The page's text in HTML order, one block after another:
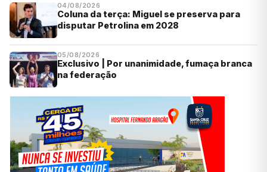
04/08/2026
Coluna da terça: Miguel se preserva para
disputar Petrolina em 2028
05/08/2026
Exclusivo | Por unanimidade, fumaça branca
na federação